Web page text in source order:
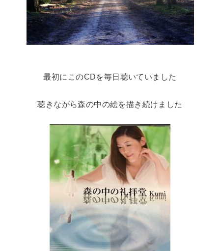
最初にこのCDを毎日聴いていました
聴きながら森の中の絵を描き続けました